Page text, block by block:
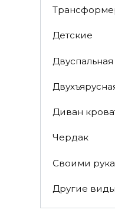
Детские
Двуспальная
Диван
Чердак
Своими
Другие виды